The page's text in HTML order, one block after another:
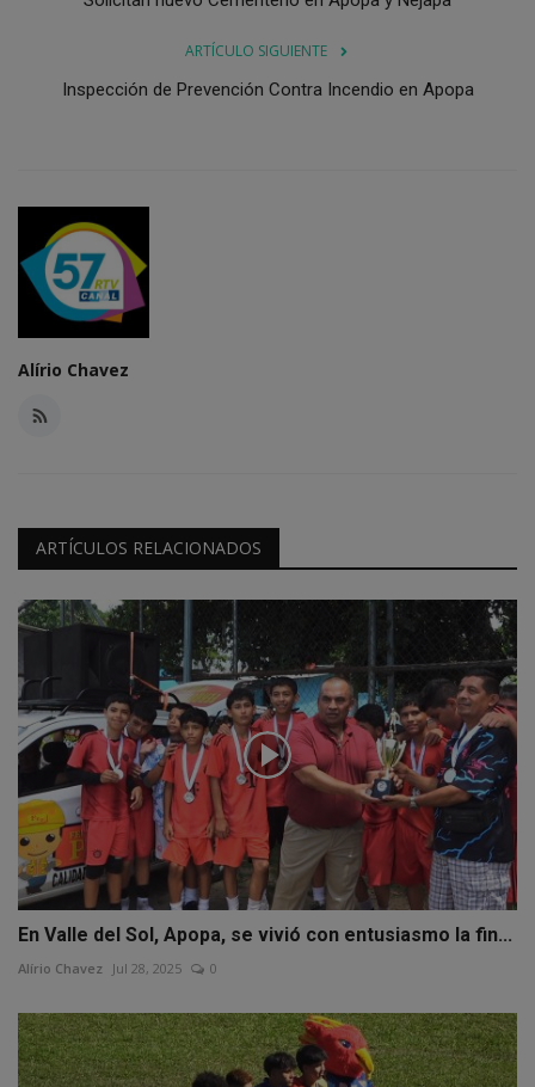
ARTÍCULO SIGUIENTE
Inspección de Prevención Contra Incendio en Apopa
Alírio Chavez
ARTÍCULOS RELACIONADOS
En Valle del Sol, Apopa, se vivió con entusiasmo la fin...
Alírio Chavez Jul 28, 2025 0